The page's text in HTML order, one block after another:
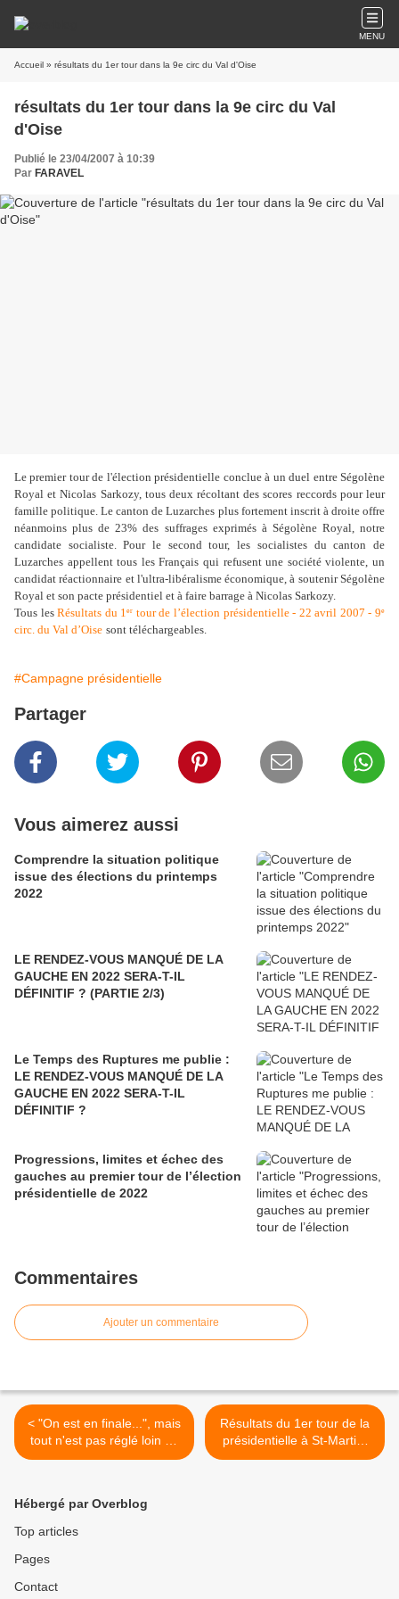
MENU
Accueil » résultats du 1er tour dans la 9e circ du Val d'Oise
résultats du 1er tour dans la 9e circ du Val
d'Oise
Publié le 23/04/2007 à 10:39
Par FARAVEL
Le premier tour de l'élection présidentielle conclue à un duel entre Ségolène
Royal et Nicolas Sarkozy, tous deux récoltant des scores reccords pour leur
famille politique. Le canton de Luzarches plus fortement inscrit à droite offre
néanmoins plus de 23% des suffrages exprimés à Ségolène Royal, notre
candidate socialiste. Pour le second tour, les socialistes du canton de
Luzarches appellent tous les Français qui refusent une société violente, un
candidat réactionnaire et l'ultra-libéralisme économique, à soutenir Ségolène
Royal et son pacte présidentiel et à faire barrage à Nicolas Sarkozy.
Tous lesRésultats du 1er tour de l’élection présidentielle - 22 avril 2007 - 9e
circ. du Val d’Oise sont téléchargeables.
#Campagne présidentielle
Partager
Vous aimerez aussi
Comprendre la situation politique
issue des élections du printemps
2022
LE RENDEZ-VOUS MANQUÉ DE LA
GAUCHE EN 2022 SERA-T-IL
DÉFINITIF ? (PARTIE 2/3)
Le Temps des Ruptures me publie :
LE RENDEZ-VOUS MANQUÉ DE LA
GAUCHE EN 2022 SERA-T-IL
DÉFINITIF ?
Progressions, limites et échec des
gauches au premier tour de l’élection
présidentielle de 2022
Commentaires
Ajouter un commentaire
< "On est en finale...", mais
tout n'est pas réglé loin de
là...
Résultats du 1er tour de la
présidentielle à St-Martin-
du-Tertre >
Hébergé par Overblog
Top articles
Pages
Contact